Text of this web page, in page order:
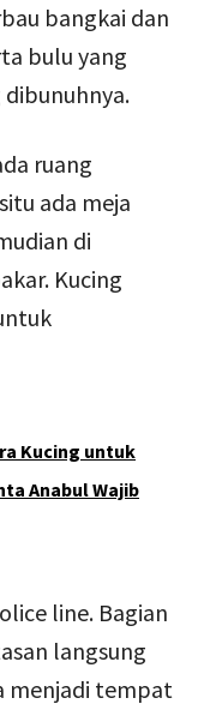
bangkai dan
bulu yang
ruang
ada meja
di
Kucing
Kucing untuk
Anabul Wajib
line. Bagian
langsung
menjadi tempat